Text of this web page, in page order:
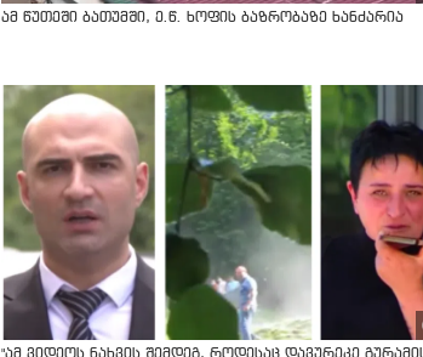
ამ წუთეში ბათუმში, ე.წ. ხოფის ბაზრობაზე ხანძარია
"ამ ვიდეოს ნახვის შემდეგ, როდესაც დავურეკე